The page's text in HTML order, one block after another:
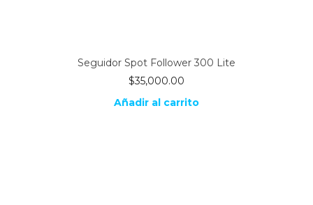
Seguidor Spot Follower 300 Lite
$35,000.00
Añadir al carrito